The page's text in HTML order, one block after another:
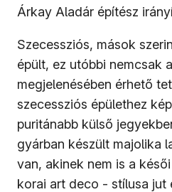
Árkay Aladár építész
Szecessziós, mások
épült, ez utóbbi nemcsak
megjelenésében érhető
szecessziós épülethez
puritánabb külső
gyárban készült majolika
van, akinek nem is a
korai art deco - stílusa jut